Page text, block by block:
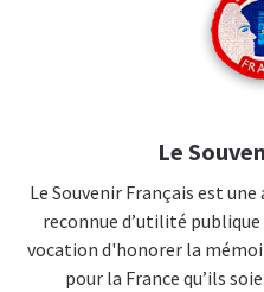
Le
Le Souvenir Français est
reconnue d’utilité
vocation d'honorer la
pour la France qu’ils